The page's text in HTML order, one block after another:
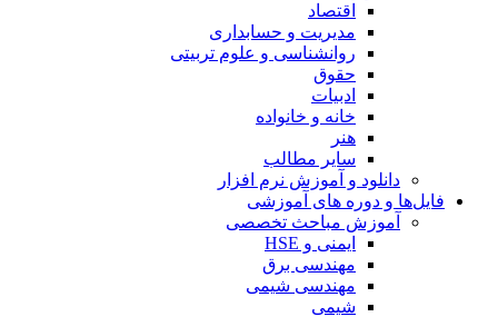
اقتصاد
مدیریت و حسابداری
روانشناسی و علوم تربیتی
حقوق
ادبیات
خانه و خانواده
هنر
سایر مطالب
دانلود و آموزش نرم افزار
فایل‌ها و دوره های آموزشی
آموزش مباحث تخصصی
ایمنی و HSE
مهندسی برق
مهندسی شیمی
شیمی